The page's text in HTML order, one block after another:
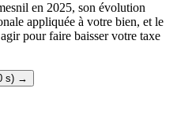
en 2025, son évolution
appliquée à votre bien, et le
pour faire baisser votre taxe
s) →